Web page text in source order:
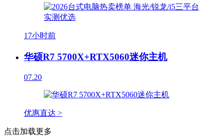
17小时前
华硕R7 5700X+RTX5060迷你主机
07.20
优惠直达 >
点击加载更多